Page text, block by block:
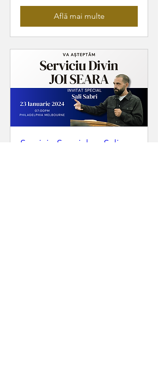
Află mai multe
Serviciu Special cu Sali